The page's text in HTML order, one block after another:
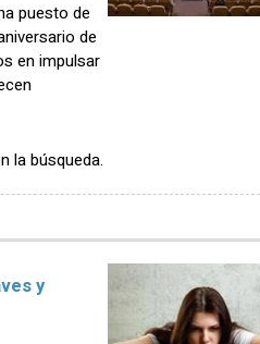
puesto de
de
en impulsar
la búsqueda.
y